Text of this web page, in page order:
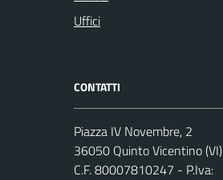
Uffici
CONTATTI
Piazza IV Novembre, 2
36050 Quinto Vicentino (VI)
C.F. 80007810247 - P.Iva: